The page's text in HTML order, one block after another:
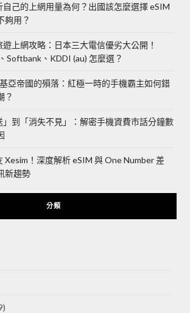
己的上網用量為何？出國該怎麼選擇 eSIM
夠用？
上網攻略：日本三大電信優劣大公開！
Softbank、KDDI (au) 怎麼選？
亞帝國的殞落：紅極一時的手機霸主如何錯
？
」到「消失不見」：解密手機資費市話分鐘數
Xesim！深度解析 eSIM 與 One Number 差
新趨勢
分類